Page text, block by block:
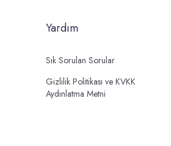
Yardım
Sık Sorulan Sorular
Gizlilik Politikası ve KVKK
Aydınlatma Metni